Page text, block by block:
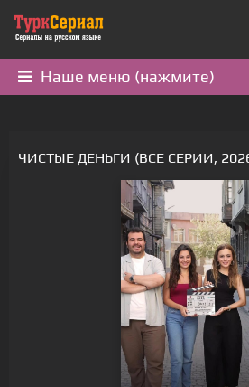
Наше меню (нажмите)